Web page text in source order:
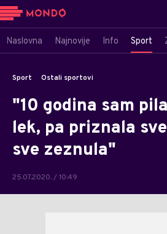
Naslovna Najnovije Info Sport
Sport Ostali sportovi
"10 godina sam
lek, pa priznala
sve zeznula"
25.07.2020. / 10:49